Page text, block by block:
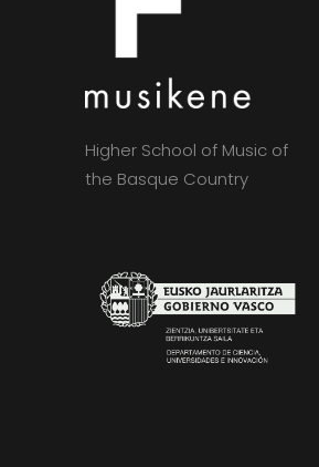
Higher School of Music of
the Basque Country